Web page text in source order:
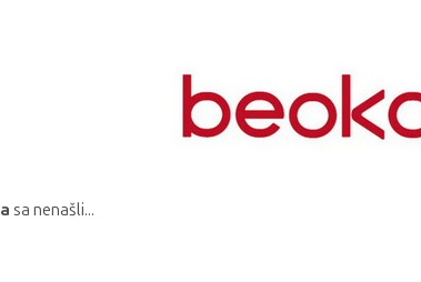
sa nenašli...